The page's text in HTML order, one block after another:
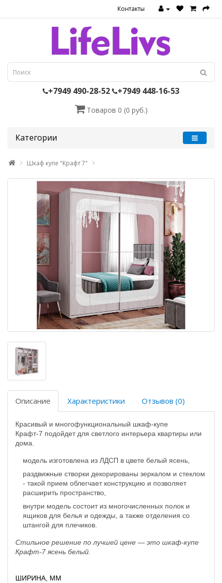
Контакты
+7949 490-28-52 +7949 448-16-53
Товаров 0 (0 руб.)
Категории
Шкаф купе "Крафт 7"
Описание Характеристики Отзывов (0)
Красивый и многофункциональный шкаф-купе
Крафт-7 подойдет для светлого интерьера квартиры или
дома.
модель изготовлена из ЛДСП в цвете белый ясень,
раздвижные створки декорированы зеркалом и стеклом
- такой прием облегчает конструкцию и позволяет
расширить пространство,
внутри модель состоит из многочисленных полок и
ящиков для белья и одежды, а также отделения со
штангой для плечиков.
Стильное решение по лучшей цене — это шкаф-купе
Крафт-7 ясень белый.
ШИРИНА, ММ